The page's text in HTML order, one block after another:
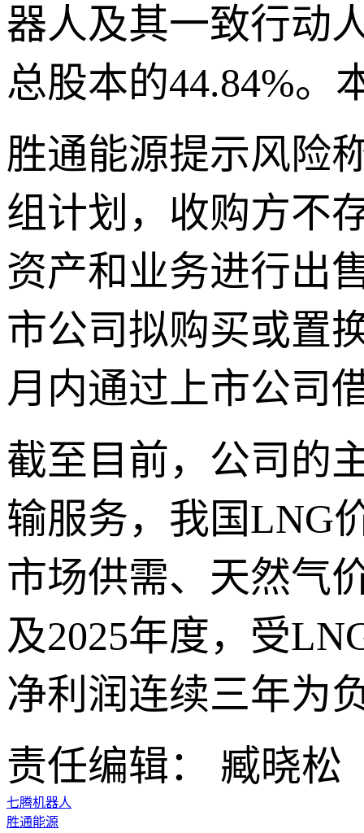
器人及其一致行动
总股本的44.84%。
胜通能源提示风险
组计划，收购方不
资产和业务进行出
市公司拟购买或置
月内通过上市公司
截至目前，公司的
输服务，我国LNG
市场供需、天然气
及2025年度，受
净利润连续三年为
责任编辑： 臧晓松
七腾机器人
胜通能源